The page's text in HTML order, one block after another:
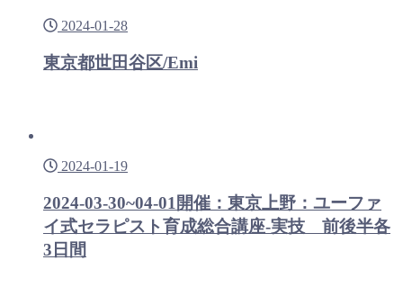
2024-01-28
東京都世田谷区/Emi
2024-01-19
2024-03-30~04-01開催：東京上野：ユーファ
イ式セラピスト育成総合講座-実技 前後半各
3日間